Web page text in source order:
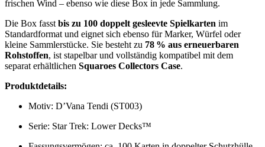
frischen Wind – ebenso wie diese Box in jede Sammlung.
Die Box fasst bis zu 100 doppelt gesleevte Spielkarten im
Standardformat und eignet sich ebenso für Marker, Würfel oder
kleine Sammlerstücke. Sie besteht zu 78 % aus erneuerbaren
Rohstoffen, ist stapelbar und vollständig kompatibel mit dem
separat erhältlichen Squaroes Collectors Case.
Produktdetails:
Motiv: D’Vana Tendi (ST003)
Serie: Star Trek: Lower Decks™